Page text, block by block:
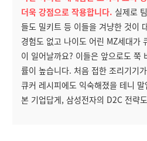
더욱 강점으로 작용합니다. 실제로
들도 밀키트 등 이들을 겨냥한 것이
경험도 없고 나이도 어린 MZ세대가
이 일어날까요? 이들은 앞으로도 쭉
률이 높습니다. 처음 접한 조리기기
큐커 레시피에도 익숙해졌을 테니
본 기업답게, 삼성전자의 D2C 전략